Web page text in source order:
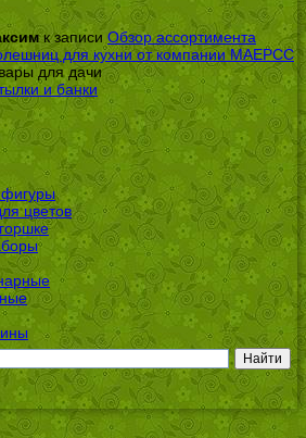
к записи Обзор ассортимента
для кухни от компании МАЕРСС
для дачи
и банки
цветов